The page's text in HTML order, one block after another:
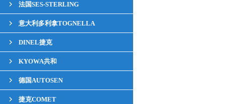
法国SES-STERLING
意大利多利拿TOGNELLA
DINEL捷克
KYOWA共和
德国AUTOSEN
捷克COMET